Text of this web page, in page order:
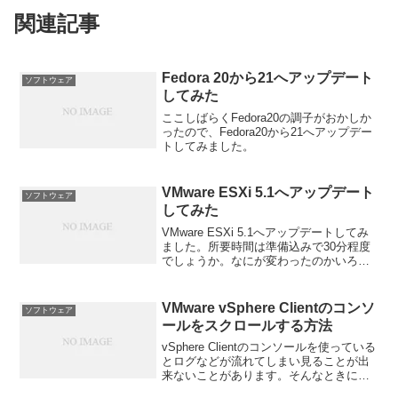
関連記事
ソフトウェア
Fedora 20から21へアップデート
してみた
ここしばらくFedora20の調子がおかしか
ったので、Fedora20から21へアップデー
トしてみました。
ソフトウェア
VMware ESXi 5.1へアップデート
してみた
VMware ESXi 5.1へアップデートしてみ
ました。所要時間は準備込みで30分程度
でしょうか。なにが変わったのかいろい
ソフトウェア
VMware vSphere Clientのコンソ
ールをスクロールする方法
vSphere Clientのコンソールを使っている
とログなどが流れてしまい見ることが出
来ないことがあります。そんなときに画